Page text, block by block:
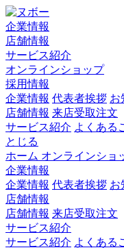
企業情報
店舗情報
サービス紹介
オンラインショップ
採用情報
企業情報 代表者挨拶 お
店舗情報 来店受取注文
サービス紹介 よくある
とじる
ホーム オンラインショ
企業情報
企業情報 代表者挨拶 お
店舗情報
店舗情報 来店受取注文
サービス紹介
サービス紹介 よくある